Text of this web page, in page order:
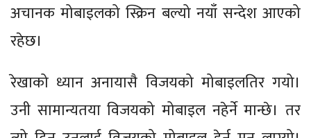
अचानक मोबाइलको स्क्रिन बल्यो नयाँ सन्देश आएको
रहेछ।
रेखाको ध्यान अनायासै विजयको मोबाइलतिर गयो।
उनी सामान्यतया विजयको मोबाइल नहेर्ने मान्छे। तर